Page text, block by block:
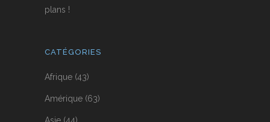
plans !
CATÉGORIES
Afrique (43)
Amérique (63)